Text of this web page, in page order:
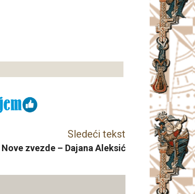
Sledeći tekst
Nove zvezde – Dajana Aleksić